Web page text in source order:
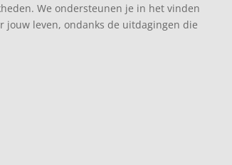
We ondersteunen je in het vinden
jouw leven, ondanks de uitdagingen die